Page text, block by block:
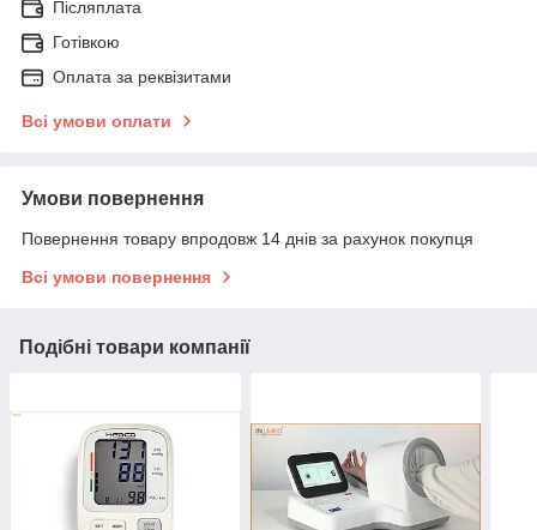
Післяплата
Готівкою
Оплата за реквізитами
Всі умови оплати
Умови повернення
Повернення товару впродовж 14 днів за рахунок покупця
Всі умови повернення
Подібні товари компанії